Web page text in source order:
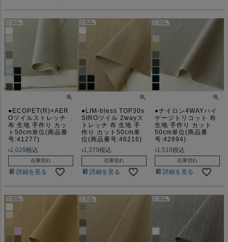
●ECOPET(R)×AER
Oツイルストレッチ
布 生地 手作り カッ
ト50cm単位(商品番
号:41277)
¥1,029税込
在庫切れ
詳細を見る
●LIM-bless TOP30s
SIROツイル 2wayス
トレッチ 布 生地 手
作り カット50cm単
位(商品番号:46216)
¥1,379税込
在庫切れ
詳細を見る
●ナイロン4WAYハイ
ゲージトリコット 布
生地 手作り カット
50cm単位(商品番
号:42894)
¥1,518税込
在庫切れ
詳細を見る